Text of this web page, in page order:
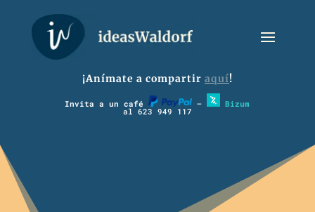
¡Anímate a compartir aquí!
Invita a un café – Bizum
al 623 949 117